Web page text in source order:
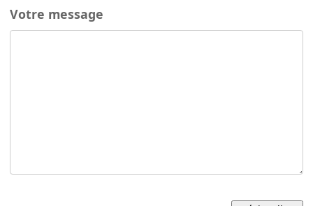
Votre message